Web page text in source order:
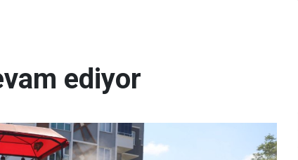
ediyor